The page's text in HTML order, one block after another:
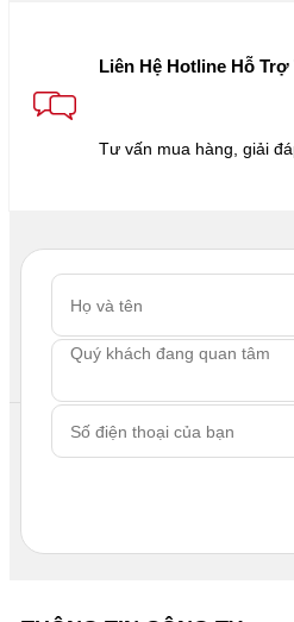
Liên Hệ Hotline Hỗ Trợ
Tư vấn mua hàng, giải